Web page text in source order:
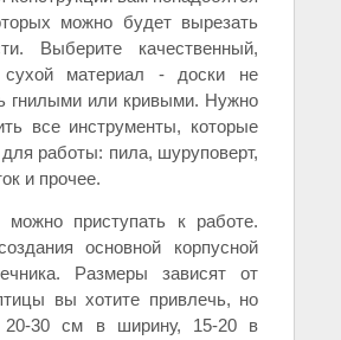
можно будет вырезать
Выберите качественный,
сухой материал - доски не
гнилыми или кривыми. Нужно
все инструменты, которые
работы: пила, шуруповерт,
и прочее.
можно приступать к работе.
основной корпусной
Размеры зависят от
вы хотите привлечь, но
20-30 см в ширину, 15-20 в